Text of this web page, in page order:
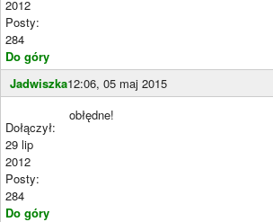
2012
Posty:
284
Do góry
Jadwiszka12:06, 05 maj 2015
Dołączył:
29 lip
2012
Posty:
284
Do góry
obłędne!